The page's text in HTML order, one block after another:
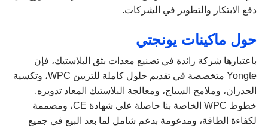
دفع الابتكار والتطوير في الشركات.
حول ماكينات يونجتي
باعتبارها شركة رائدة في تصنيع معدات بثق البلاستيك، فإن
Yongte متخصصة في تقديم حلول كاملة للتزيين WPC، وتكسية
الجدران، وملامح السياج، ومعالجة البلاستيك المعاد تدويره.
خطوط WPC الخاصة بنا حاصلة على شهادة CE، ومصممة
لكفاءة الطاقة، ومدعومة بدعم شامل لما بعد البيع في جميع